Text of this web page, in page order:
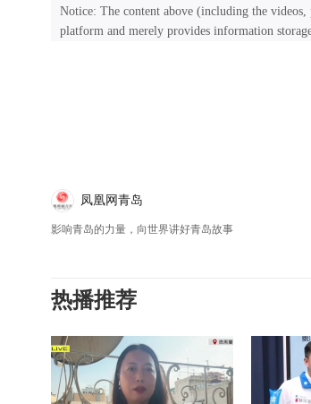
Notice: The content above (including the
platform and merely provides information
凤凰网青岛
影响青岛的力量，向世界讲好青岛故事
热播推荐